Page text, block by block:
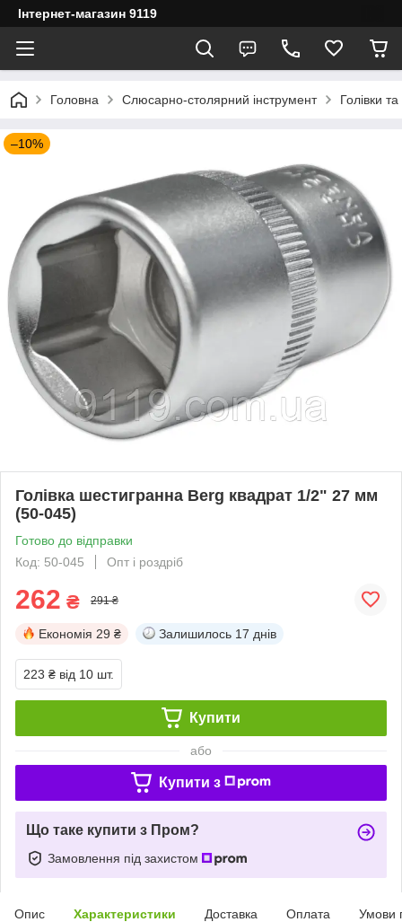
Інтернет-магазин 9119
Головна Слюсарно-столярний інструмент Голівки
–10%
Голівка шестигранна Berg квадрат 1/2" 27 мм
(50-045)
Готово до відправки
Код: 50-045
Опт і роздріб
262 ₴ 291 ₴
Економія 29 ₴ Залишилось 17 днів
223 ₴ від 10 шт.
Купити
або
Купити з
Що таке купити з Пром?
Замовлення під захистом
Опис Характеристики Доставка Оплата Умови